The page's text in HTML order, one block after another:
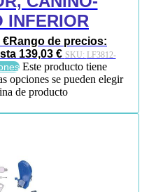
INFERIOR
€Rango de precios:
139,03 € SKU: LF3812-
Este producto tiene
opciones se pueden elegir
de producto